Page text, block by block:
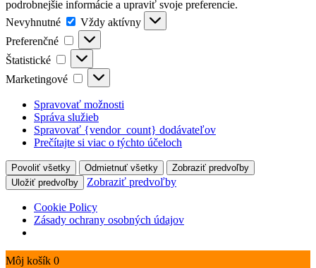
podrobnejšie informácie a upraviť svoje preferencie.
Nevyhnutné
Nevyhnutné
Vždy aktívny
Preferenčné
Preferenčné
Štatistické Štatistické
Marketingové Marketingové
Spravovať možnosti
Správa služieb
Spravovať {vendor_count} dodávateľov
Prečítajte si viac o týchto účeloch
Povoliť všetky Odmietnuť všetky
Zobraziť predvoľby
Uložiť predvoľby
Zobraziť predvoľby
Cookie Policy
Zásady ochrany osobných údajov
Môj košík 0